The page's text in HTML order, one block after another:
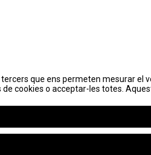
que ens permeten mesurar el
cookies o acceptar-les totes.